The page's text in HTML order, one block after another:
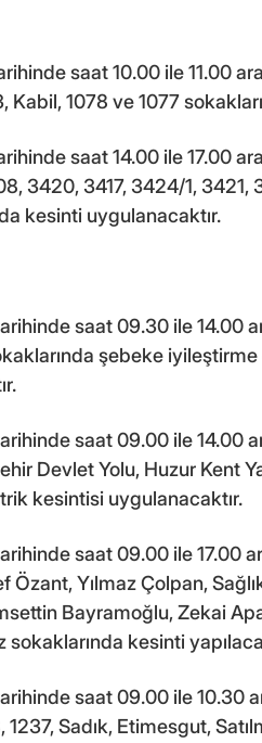
saat 10.00 ile 11.00
Kabil, 1078 ve 1077
saat 14.00 ile 17.00
3420, 3417, 3424/1,
kesinti uygulanacaktır.
saat 09.30 ile 14.00
şebeke
saat 09.00 ile 14.00
Devlet Yolu, Huzur Kent
kesintisi uygulanacaktır.
saat 09.00 ile 17.00
Özant, Yılmaz Çolpan,
Bayramoğlu, Zekai
kesinti
saat 09.00 ile 10.30
1237, Sadık, Etimesgut,